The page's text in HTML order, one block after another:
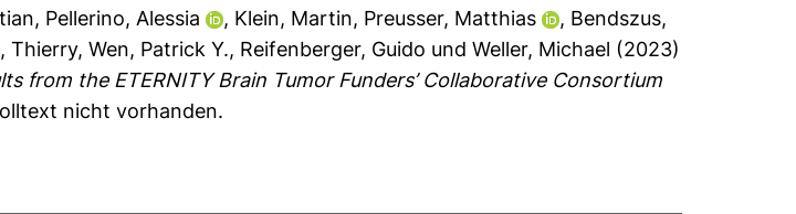
, Pellerino, Alessia , Klein, Martin, Preusser, Matthias , Bendszus,
Thierry,Wen, Patrick Y., Reifenberger, Guido undWeller, Michael (2023)
from the ETERNITY Brain Tumor Funders’ Collaborative Consortium
nicht vorhanden.